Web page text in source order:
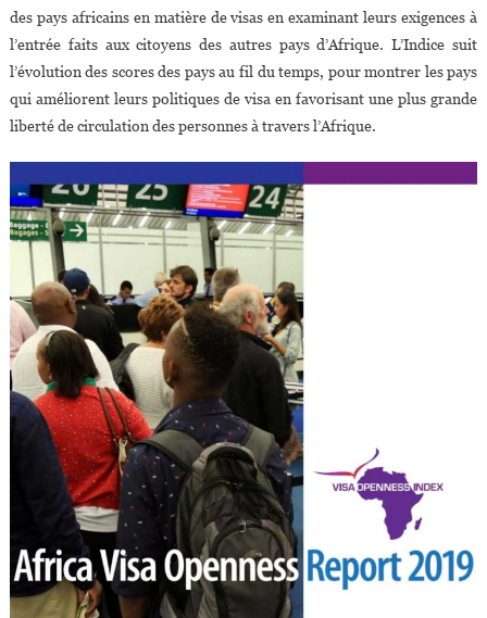
Bénin
Et
Au
des pays africains en matière de visas en examinant leurs exigences à
l’entrée faits aux citoyens des autres pays d’Afrique. L’Indice suit
l’évolution des scores des pays au fil du temps, pour montrer les pays
qui améliorent leurs politiques de visa en favorisant une plus grande
liberté de circulation des personnes à travers l’Afrique.